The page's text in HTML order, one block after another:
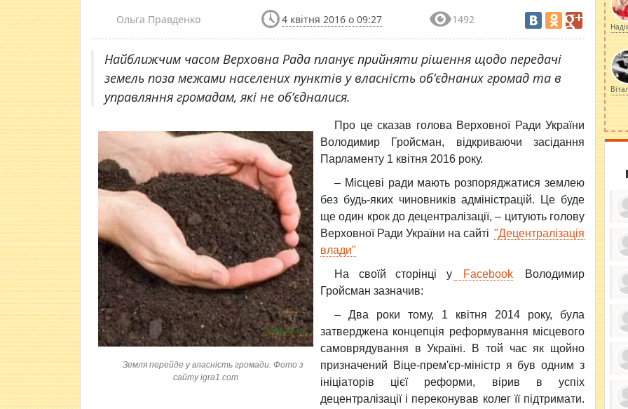
Ольга Правденко 4 квітня 2016 о 09:27 1492
Найближчим часом Верховна Рада планує прийняти рішення щодо передачі
земель поза межами населених пунктів у власність об’єднаних громад та в
управляння громадам, які не об’єдналися.
Земля перейде у власність громади. Фото з
сайту igra1.com
Про це сказав голова Верховної Ради України
Володимир Гройсман, відкриваючи засідання
Парламенту 1 квітня 2016 року.
– Місцеві ради мають розпоряджатися землею
без будь-яких чиновників адміністрацій. Це буде
ще один крок до децентралізації, – цитують голову
Верховної Ради України на сайті "Децентралізація
влади"
На своїй сторінці у
Facebook
Володимир
Гройсман зазначив:
– Два роки тому, 1 квітня 2014 року, була
затверджена концепція реформування місцевого
самоврядування в Україні. В той час як щойно
призначений Віце-прем'єр-міністр я був одним з
ініціаторів цієї реформи, вірив в успіх
децентралізації і переконував колег її підтримати.